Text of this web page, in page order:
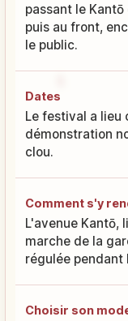
passant le
puis au front,
le public.
Dates
Le festival a lieu
démonstration
clou.
Comment s'y
L'avenue Kantō,
marche de la
régulée pendant
Choisir son